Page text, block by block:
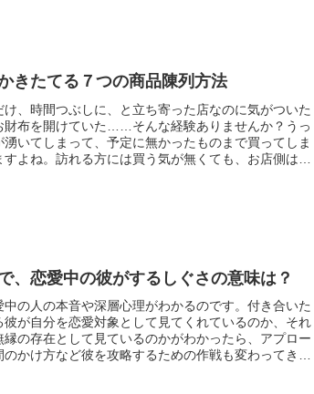
きたてる７つの商品陳列方法
け、時間つぶしに、と立ち寄った店なのに気がついた
財布を開けていた……そんな経験ありませんか？うっ
湧いてしまって、予定に無かったものまで買ってしま
すよね。訪れる方には買う気が無くても、お店側は客
、恋愛中の彼がするしぐさの意味は？
中の人の本音や深層心理がわかるのです。付き合いた
彼が自分を恋愛対象として見てくれているのか、それ
縁の存在として見ているのかがわかったら、アプロー
かけ方など彼を攻略するための作戦も変わってきま